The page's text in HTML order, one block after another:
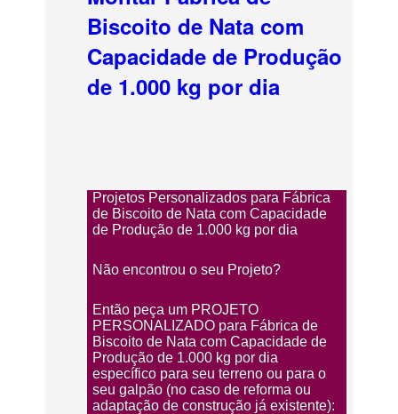
Biscoito de Nata com
Capacidade de Produção
de 1.000 kg por dia
Projetos Personalizados para Fábrica
de Biscoito de Nata com Capacidade
de Produção de 1.000 kg por dia
Não encontrou o seu Projeto?
Então peça um PROJETO
PERSONALIZADO para Fábrica de
Biscoito de Nata com Capacidade de
Produção de 1.000 kg por dia
específico para seu terreno ou para o
seu galpão (no caso de reforma ou
adaptação de construção já existente):